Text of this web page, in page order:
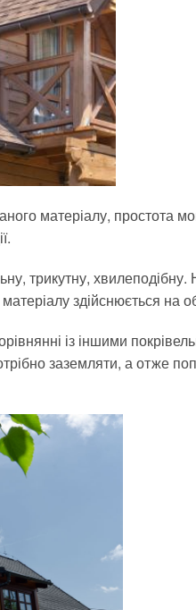
матеріалу, простота
трикутну,
здійснюється на
із іншими
заземляти, а отже